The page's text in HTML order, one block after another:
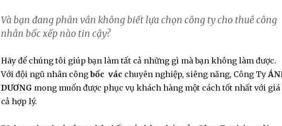
Và bạn đang phân vân không biết lựa chọn công ty cho thuê công
nhân bốc xếp nào tin cậy?
Hãy để chúng tôi giúp bạn làm tất cả những gì mà bạn không làm được.
Với đội ngũ nhân côngbốc vác chuyên nghiệp, siêng năng, Công Ty
DƯƠNG mong muốn được phục vụ khách hàng một cách tốt nhất với giá
cả hợp lý.